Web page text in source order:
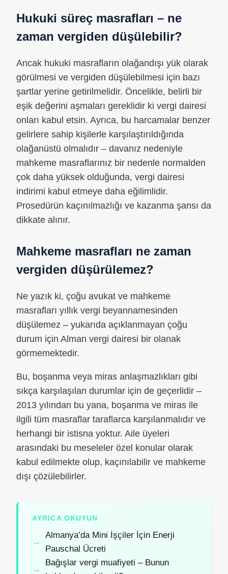
Hukuki süreç masrafları – ne
zaman vergiden düşülebilir?
Ancak hukuki masrafların olağandışı yük olarak
görülmesi ve vergiden düşülebilmesi için bazı
şartlar yerine getirilmelidir. Öncelikle, belirli bir
eşik değerini aşmaları gereklidir ki vergi dairesi
onları kabul etsin. Ayrıca, bu harcamalar benzer
gelirlere sahip kişilerle karşılaştırıldığında
olağanüstü olmalıdır – davanız nedeniyle
mahkeme masraflarınız bir nedenle normalden
çok daha yüksek olduğunda, vergi dairesi
indirimi kabul etmeye daha eğilimlidir.
Prosedürün kaçınılmazlığı ve kazanma şansı da
dikkate alınır.
Mahkeme masrafları ne zaman
vergiden düşürülemez?
Ne yazık ki, çoğu avukat ve mahkeme
masrafları yıllık vergi beyannamesinden
düşülemez – yukarıda açıklanmayan çoğu
durum için Alman vergi dairesi bir olanak
görmemektedir.
Bu, boşanma veya miras anlaşmazlıkları gibi
sıkça karşılaşılan durumlar için de geçerlidir –
2013 yılından bu yana, boşanma ve miras ile
ilgili tüm masraflar taraflarca karşılanmalıdır ve
herhangi bir istisna yoktur. Aile üyeleri
arasındaki bu meseleler özel konular olarak
kabul edilmekte olup, kaçınılabilir ve mahkeme
dışı çözülebilirler.
AYRICA OKUYUN
Almanya’da Mini İşçiler İçin Enerji
Pauschal Ücreti
Bağışlar vergi muafiyeti – Bunun